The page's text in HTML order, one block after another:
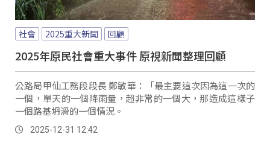
社會 2025重大新聞 回顧
2025年原民社會重大事件 原視新聞整理回顧
公路局甲仙工務段段長 鄭敏華：「最主要這次因為這一次的
一個，單天的一個降雨量，超非常的一個大，那造成這樣子
一個路基坍滑的一個情況。
2025-12-31 12:42